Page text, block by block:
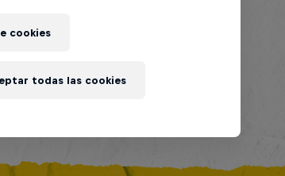
cookies
todas las cookies